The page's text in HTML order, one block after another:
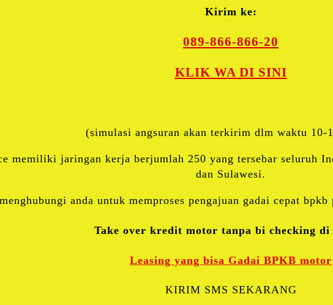
Kirim ke:
089-866-866-20
KLIK WA DI SINI
(simulasi angsuran akan terkirim dlm waktu 10-
jaringan kerja berjumlah 250 yang tersebar seluruh
dan Sulawesi.
anda untuk memproses pengajuan gadai cepat
Take over kredit motor tanpa bi checking di
Leasing yang bisa Gadai BPKB motor
KIRIM SMS SEKARANG